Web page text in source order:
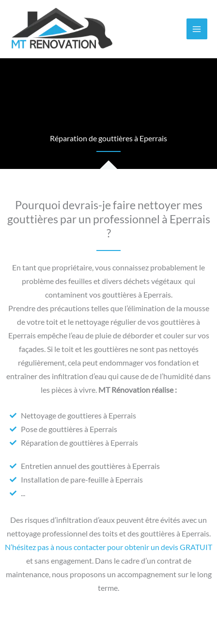
contenu
Réparation de gouttières à Eperrais
Pourquoi devrais-je faire nettoyer mes
gouttières par un professionnel à Eperrais
?
En tant que propriétaire, vous connaissez probablement le
problème des feuilles et divers déchets végétaux qui
contaminent vos gouttières à Eperrais.
Prendre des précautions telles que l’élimination de la mousse
de votre toit et le nettoyage régulier de vos gouttières à
Eperrais empêche l’eau de pluie de déborder et couler sur vos
façades. Si le toit et les gouttières ne sont pas nettoyés
régulièrement, cela peut endommager vos fondation et
entraîner des infiltration d’eau qui cause de de l’humidité dans
les pièces à vivre. MT Rénovation réalise :
Nettoyage de gouttieres à Eperrais
Pose de gouttières à Eperrais
Réparation de gouttières à Eperrais
Entretien annuel des gouttières à Eperrais
Installation de pare-feuille à Eperrais
...
Des risques d’infiltration d’eaux peuvent être évités avec un
nettoyage professionnel des toits et des gouttières à Eperrais.
N’hésitez pas à nous contacter pour obtenir un devis GRATUIT
et sans engagement. Dans le cadre d’un contrat de
maintenance, nous proposons un accompagnement sur le long
terme.